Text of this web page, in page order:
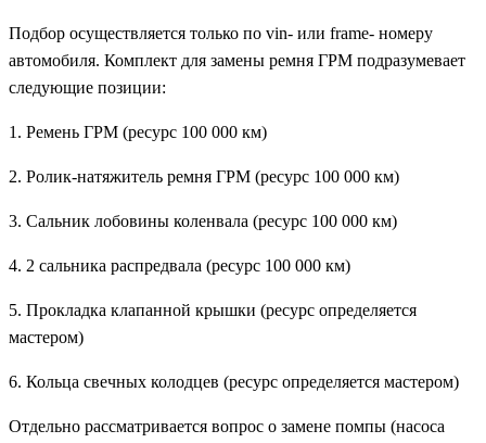
Подбор осуществляется только по vin- или frame- номеру
автомобиля. Комплект для замены ремня ГРМ подразумевает
следующие позиции:
1. Ремень ГРМ (ресурс 100 000 км)
2. Ролик-натяжитель ремня ГРМ (ресурс 100 000 км)
3. Сальник лобовины коленвала (ресурс 100 000 км)
4. 2 сальника распредвала (ресурс 100 000 км)
5. Прокладка клапанной крышки (ресурс определяется
мастером)
6. Кольца свечных колодцев (ресурс определяется мастером)
Отдельно рассматривается вопрос о замене помпы (насоса